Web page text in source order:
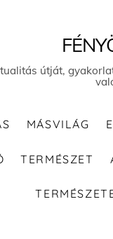
útját,
MÁSVILÁG
TERMÉSZET